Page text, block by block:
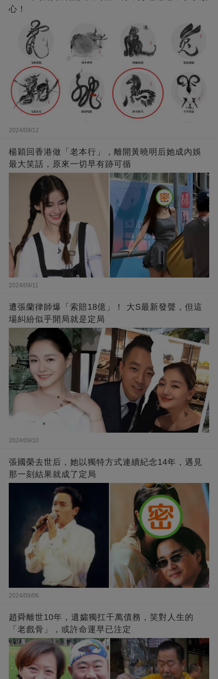
心！
2024/09/12
楊穎回香港做「老本行」，離開黃曉明后她成內娛
最大笑話，原來一切早有跡可循
2024/09/11
遭張蘭律師爆「索賠18億」！ 大S最新發聲，但這
場糾紛似乎開局就是定局
2024/09/10
張國榮去世后，她以獨特方式連續紀念14年，遇見
那一刻結果就成了定局
2024/09/06
趙舜離世10年，遺孀獨扛千萬債務，笑對人生的
「老戲骨」，或許命運早已注定